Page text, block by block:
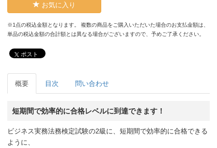
お気に入り
※1点の税込金額となります。 複数の商品をご購入いただいた場合のお支払金額は、
単品の税込金額の合計額とは異なる場合がございますので、予めご了承ください。
ポスト
概要 目次 問い合わせ
短期間で効率的に合格レベルに到達できます！
ビジネス実務法務検定試験の2級に、短期間で効率的に合格できる
ように、